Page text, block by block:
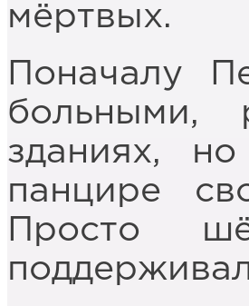
мёртвых.
Поначалу
больными,
зданиях,
панцире
Просто